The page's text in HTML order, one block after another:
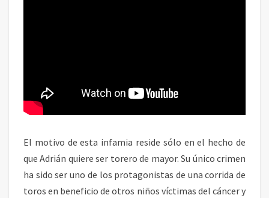
A
N
El motivo de esta infamia reside sólo en el hecho de
que Adrián quiere ser torero de mayor. Su único crimen
ha sido ser uno de los protagonistas de una corrida de
toros en beneficio de otros niños víctimas del cáncer y